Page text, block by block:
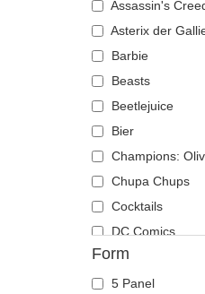
Kojote
Krabbe
Krähe
Krokodil
Kuh
Küken
Labrador
Languste
Libelle
Löwe
Löwin
Maus
9FORTY M-
9SEVENTY
9TWENTY
A Frame
Casual Classic
E Frame
Open Back
Runner
The 90s
The Ball
The Retro
The Snap
Assassin's
Asterix der
Barbie
Beasts
Beetlejuice
Bier
Champions:
Chupa Chups
Cocktails
DC Comics
Der Herr der
Die Schlümpfe
Form
5 Panel